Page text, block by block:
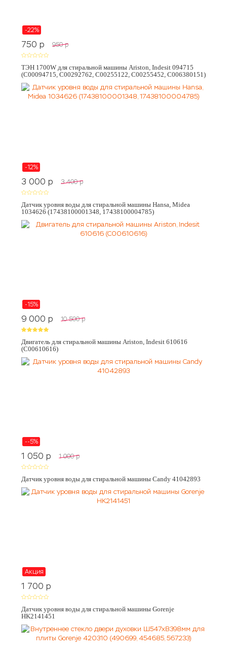
-22%
750 p 950 p
ТЭН 1700W для стиральной машины Ariston, Indesit 094715
(C00094715, C00292762, C00255122, C00255452, C006380151)
-12%
3 000 p 3 400 p
Датчик уровня воды для стиральной машины Hansa, Midea
1034626 (17438100001348, 17438100004785)
-15%
9 000 p 10 500 p
Двигатель для стиральной машины Ariston, Indesit 610616
(C00610616)
--5%
1 050 p 1 000 p
Датчик уровня воды для стиральной машины Candy 41042893
Акция
1 700 p
Датчик уровня воды для стиральной машины Gorenje
HK2141451